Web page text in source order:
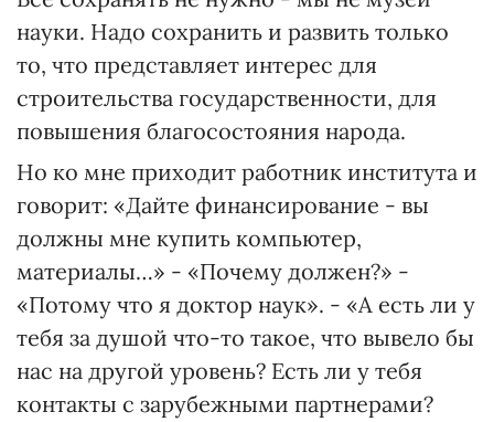
науки. Надо сохранить и развить только
то, что представляет интерес для
строительства государственности, для
повышения благосостояния народа.
Но ко мне приходит работник института и
говорит: «Дайте финансирование - вы
должны мне купить компьютер,
материалы…» - «Почему должен?» -
«Потому что я доктор наук». - «А есть ли у
тебя за душой что-то такое, что вывело бы
нас на другой уровень? Есть ли у тебя
контакты с зарубежными партнерами?